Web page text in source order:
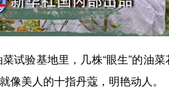
验基地里，几株“眼生”的油菜
美人的十指丹蔻，明艳动人。